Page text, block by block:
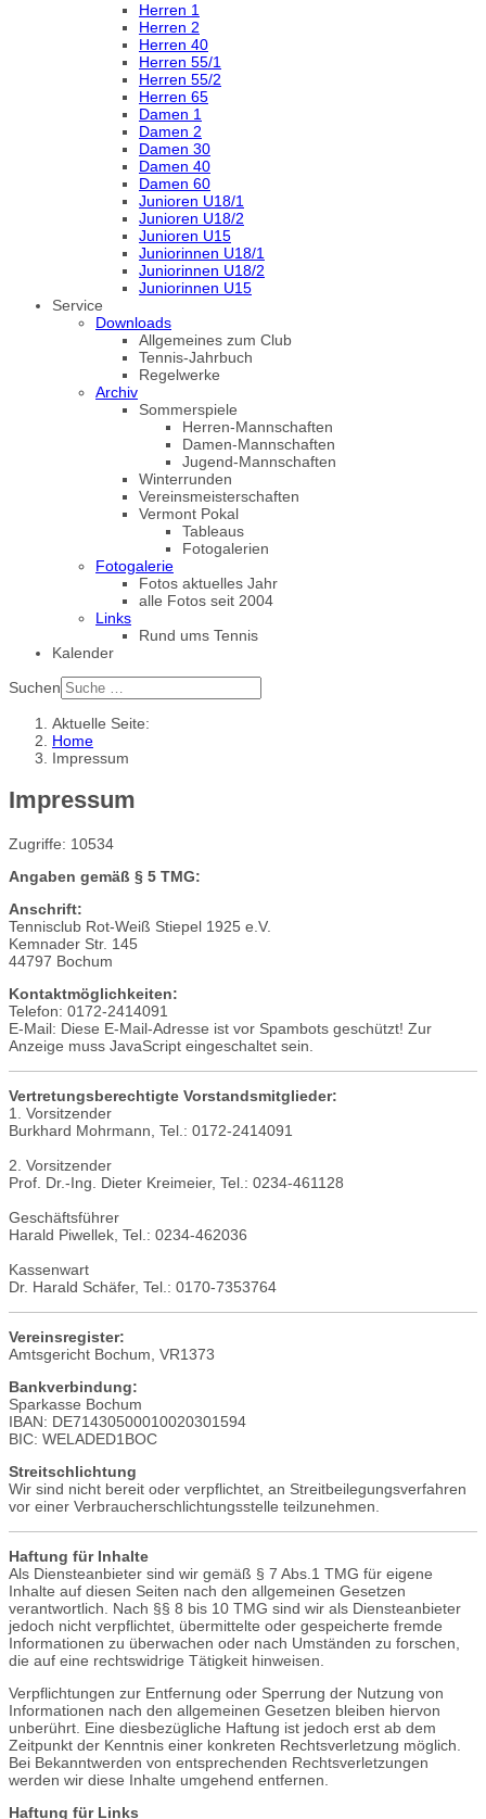
Herren 1
Herren 2
Herren 40
Herren 55/1
Herren 55/2
Herren 65
Damen 1
Damen 2
Damen 30
Damen 40
Damen 60
Junioren U18/1
Junioren U18/2
Junioren U15
Juniorinnen U18/1
Juniorinnen U18/2
Juniorinnen U15
Service
Downloads
Allgemeines zum Club
Tennis-Jahrbuch
Regelwerke
Archiv
Sommerspiele
Herren-Mannschaften
Damen-Mannschaften
Jugend-Mannschaften
Winterrunden
Vereinsmeisterschaften
Vermont Pokal
Tableaus
Fotogalerien
Fotogalerie
Fotos aktuelles Jahr
alle Fotos seit 2004
Links
Rund ums Tennis
Kalender
Suchen
Aktuelle Seite:
Home
Impressum
Impressum
Zugriffe: 10534
Angaben gemäß § 5 TMG:
Anschrift:
Tennisclub Rot-Weiß Stiepel 1925 e.V.
Kemnader Str. 145
44797 Bochum
Kontaktmöglichkeiten:
Telefon: 0172-2414091
E-Mail: Diese E-Mail-Adresse ist vor Spambots geschützt! Zur
Anzeige muss JavaScript eingeschaltet sein.
Vertretungsberechtigte Vorstandsmitglieder:
1. Vorsitzender
Burkhard Mohrmann, Tel.: 0172-2414091
2. Vorsitzender
Prof. Dr.-Ing. Dieter Kreimeier, Tel.: 0234-461128
Geschäftsführer
Harald Piwellek, Tel.: 0234-462036
Kassenwart
Dr. Harald Schäfer, Tel.: 0170-7353764
Vereinsregister:
Amtsgericht Bochum, VR1373
Bankverbindung:
Sparkasse Bochum
IBAN: DE71430500010020301594
BIC: WELADED1BOC
Streitschlichtung
Wir sind nicht bereit oder verpflichtet, an Streitbeilegungsverfahren
vor einer Verbraucherschlichtungsstelle teilzunehmen.
Haftung für Inhalte
Als Diensteanbieter sind wir gemäß § 7 Abs.1 TMG für eigene
Inhalte auf diesen Seiten nach den allgemeinen Gesetzen
verantwortlich. Nach §§ 8 bis 10 TMG sind wir als Diensteanbieter
jedoch nicht verpflichtet, übermittelte oder gespeicherte fremde
Informationen zu überwachen oder nach Umständen zu forschen,
die auf eine rechtswidrige Tätigkeit hinweisen.
Verpflichtungen zur Entfernung oder Sperrung der Nutzung von
Informationen nach den allgemeinen Gesetzen bleiben hiervon
unberührt. Eine diesbezügliche Haftung ist jedoch erst ab dem
Zeitpunkt der Kenntnis einer konkreten Rechtsverletzung möglich.
Bei Bekanntwerden von entsprechenden Rechtsverletzungen
werden wir diese Inhalte umgehend entfernen.
Haftung für Links